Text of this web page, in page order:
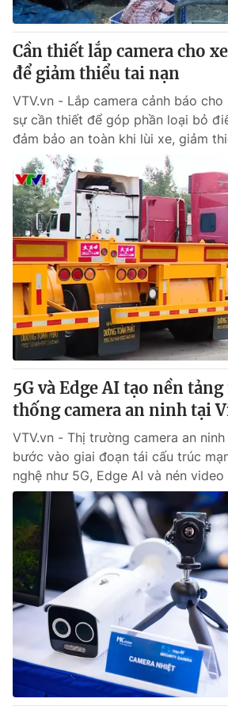
® Cấm sao chép dưới mọi hình thức nếu
thuận bằng văn bản. Ghi rõ nguồn
thông tin từ website này.
Cần thiết lắp camera cho
để giảm thiểu tai nạn
VTV.vn - Lắp camera cảnh báo
sự cần thiết để góp phần loại bỏ
đảm bảo an toàn khi lùi xe, giảm
5G và Edge AI tạo nền
thống camera an ninh tại
VTV.vn - Thị trường camera an
bước vào giai đoạn tái cấu trúc
nghệ như 5G, Edge AI và nén